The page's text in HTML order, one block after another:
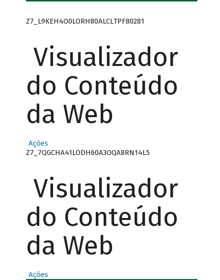
Z7_L9KEH4O0LORH80ALCLTPF80281
Visualizador
do Conteúdo
da Web
Ações
Z7_7QGCHA41LODH60A3OQA8RN14L5
Visualizador
do Conteúdo
da Web
Ações